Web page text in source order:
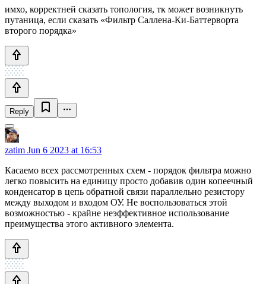
имхо, корректней сказать топология, тк может возникнуть
путаница, если сказать «Фильтр Саллена-Ки-Баттерворта
второго порядка»
Reply
zatim Jun 6 2023 at 16:53
Касаемо всех рассмотренных схем - порядок фильтра можно
легко повысить на единицу просто добавив один копеечный
конденсатор в цепь обратной связи параллельно резистору
между выходом и входом ОУ. Не воспользоваться этой
возможностью - крайне неэффективное использование
преимущества этого активного элемента.